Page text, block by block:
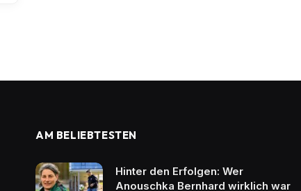
AM BELIEBTESTEN
Hinter den Erfolgen: Wer
Anouschka Bernhard wirklich war